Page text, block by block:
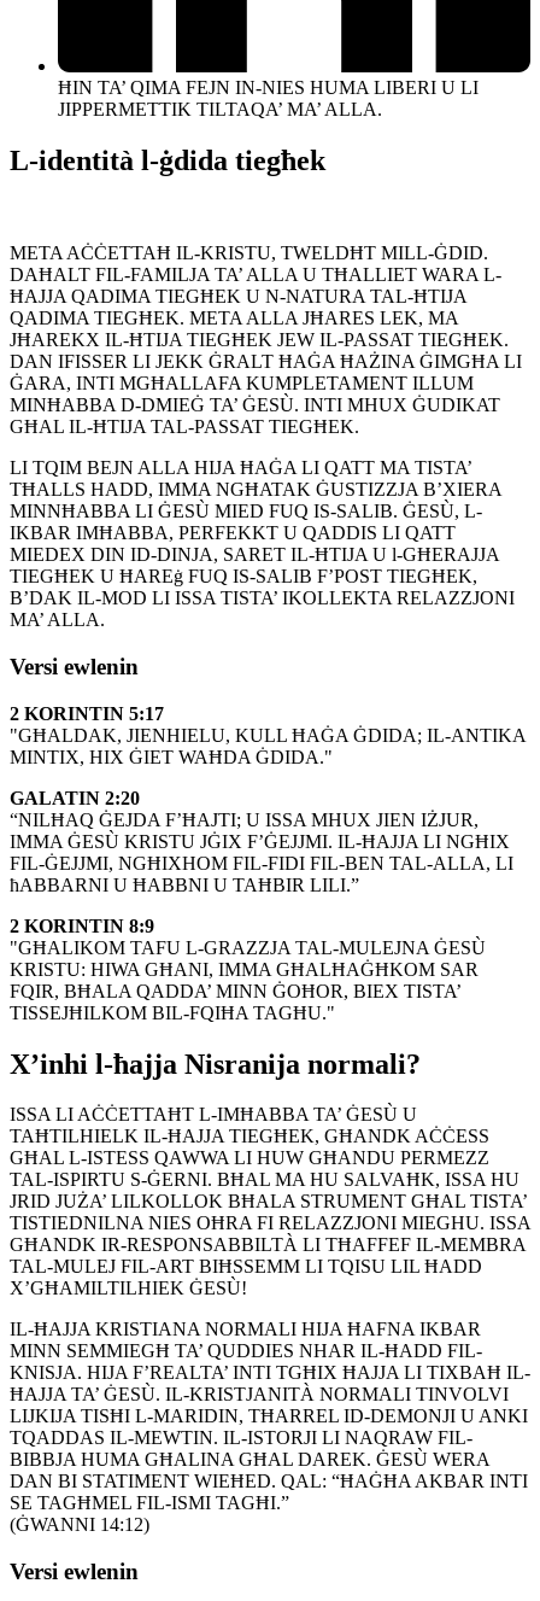
ĦIN TA’ QIMA FEJN IN-NIES HUMA LIBERI U LI
JIPPERMETTIK TILTAQA’ MA’ ALLA.
L-identità l-ġdida tiegħek
META AĊĊETTAĦ IL-KRISTU, TWELDĦT MILL-ĠDID.
DAĦALT FIL-FAMILJA TA’ ALLA U TĦALLIET WARA L-
ĦAJJA QADIMA TIEGĦEK U N-NATURA TAL-ĦTIJA
QADIMA TIEGĦEK. META ALLA JĦARES LEK, MA
JĦAREKX IL-ĦTIJA TIEGĦEK JEW IL-PASSAT TIEGĦEK.
DAN IFISSER LI JEKK ĠRALT ĦAĠA ĦAŻINA ĠIMGĦA LI
ĠARA, INTI MGĦALLAFA KUMPLETAMENT ILLUM
MINĦABBA D-DMIEĠ TA’ ĠESÙ. INTI MHUX ĠUDIKAT
GĦAL IL-ĦTIJA TAL-PASSAT TIEGĦEK.
LI TQIM BEJN ALLA HIJA ĦAĠA LI QATT MA TISTA’
TĦALLS HADD, IMMA NGĦATAK ĠUSTIZZJA B’XIERA
MINNĦABBA LI ĠESÙ MIED FUQ IS-SALIB. ĠESÙ, L-
IKBAR IMĦABBA, PERFEKKT U QADDIS LI QATT
MIEDEX DIN ID-DINJA, SARET IL-ĦTIJA U l-GĦERAJJA
TIEGĦEK U ĦAREġ FUQ IS-SALIB F’POST TIEGĦEK,
B’DAK IL-MOD LI ISSA TISTA’ IKOLLEKTA RELAZZJONI
MA’ ALLA.
Versi ewlenin
2 KORINTIN 5:17
"GĦALDAK, JIENHIELU, KULL ĦAĠA ĠDIDA; IL-ANTIKA
MINTIX, HIX ĠIET WAĦDA ĠDIDA."
GALATIN 2:20
“NILĦAQ ĠEJDA F’ĦAJTI; U ISSA MHUX JIEN IŻJUR,
IMMA ĠESÙ KRISTU JĠIX F’ĠEJJMI. IL-ĦAJJA LI NGĦIX
FIL-ĠEJJMI, NGĦIXHOM FIL-FIDI FIL-BEN TAL-ALLA, LI
ħABBARNI U ĦABBNI U TAĦBIR LILI.”
2 KORINTIN 8:9
"GĦALIKOM TAFU L-GRAZZJA TAL-MULEJNA ĠESÙ
KRISTU: HIWA GĦANI, IMMA GĦALĦAĠĦKOM SAR
FQIR, BĦALA QADDA’ MINN ĠOĦOR, BIEX TISTA’
TISSEJĦILKOM BIL-FQIĦA TAGĦU."
X’inhi l-ħajja Nisranija normali?
ISSA LI AĊĊETTAĦT L-IMĦABBA TA’ ĠESÙ U
TAĦTILHIELK IL-ĦAJJA TIEGĦEK, GĦANDK AĊĊESS
GĦAL L-ISTESS QAWWA LI HUW GĦANDU PERMEZZ
TAL-ISPIRTU S-ĠERNI. BĦAL MA HU SALVAĦK, ISSA HU
JRID JUŻA’ LILKOLLOK BĦALA STRUMENT GĦAL TISTA’
TISTIEDNILNA NIES OĦRA FI RELAZZJONI MIEGHU. ISSA
GĦANDK IR-RESPONSABBILTÀ LI TĦAFFEF IL-MEMBRA
TAL-MULEJ FIL-ART BIĦSSEMM LI TQISU LIL ĦADD
X’GĦAMILTILHIEK ĠESÙ!
IL-ĦAJJA KRISTIANA NORMALI HIJA ĦAFNA IKBAR
MINN SEMMIEGĦ TA’ QUDDIES NHAR IL-ĦADD FIL-
KNISJA. HIJA F’REALTA’ INTI TGĦIX ĦAJJA LI TIXBAĦ IL-
ĦAJJA TA’ ĠESÙ. IL-KRISTJANITÀ NORMALI TINVOLVI
LIJKIJA TISĦI L-MARIDIN, TĦARREL ID-DEMONJI U ANKI
TQADDAS IL-MEWTIN. IL-ISTORJI LI NAQRAW FIL-
BIBBJA HUMA GĦALINA GĦAL DAREK. ĠESÙ WERA
DAN BI STATIMENT WIEĦED. QAL: “ĦAĠĦA AKBAR INTI
SE TAGĦMEL FIL-ISMI TAGĦI.”
(ĠWANNI 14:12)
Versi ewlenin